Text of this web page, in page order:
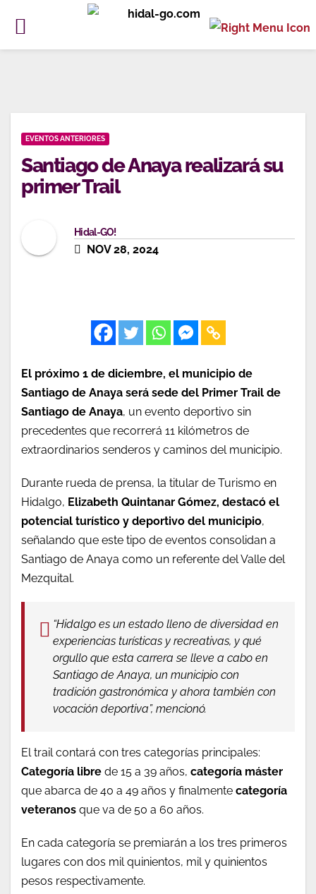
EVENTOS ANTERIORES
Santiago de Anaya realizará su
primer Trail
Hidal-GO!
NOV 28, 2024
El próximo 1 de diciembre, el municipio de
Santiago de Anaya será sede del Primer Trail de
Santiago de Anaya, un evento deportivo sin
precedentes que recorrerá 11 kilómetros de
extraordinarios senderos y caminos del municipio.
Durante rueda de prensa, la titular de Turismo en
Hidalgo, Elizabeth Quintanar Gómez, destacó el
potencial turístico y deportivo del municipio,
señalando que este tipo de eventos consolidan a
Santiago de Anaya como un referente del Valle del
Mezquital.
“Hidalgo es un estado lleno de diversidad en
experiencias turísticas y recreativas, y qué
orgullo que esta carrera se lleve a cabo en
Santiago de Anaya, un municipio con
tradición gastronómica y ahora también con
vocación deportiva”, mencionó.
El trail contará con tres categorías principales:
Categoría libre de 15 a 39 años, categoría máster
que abarca de 40 a 49 años y finalmente categoría
veteranos que va de 50 a 60 años.
En cada categoría se premiarán a los tres primeros
lugares con dos mil quinientos, mil y quinientos
pesos respectivamente.